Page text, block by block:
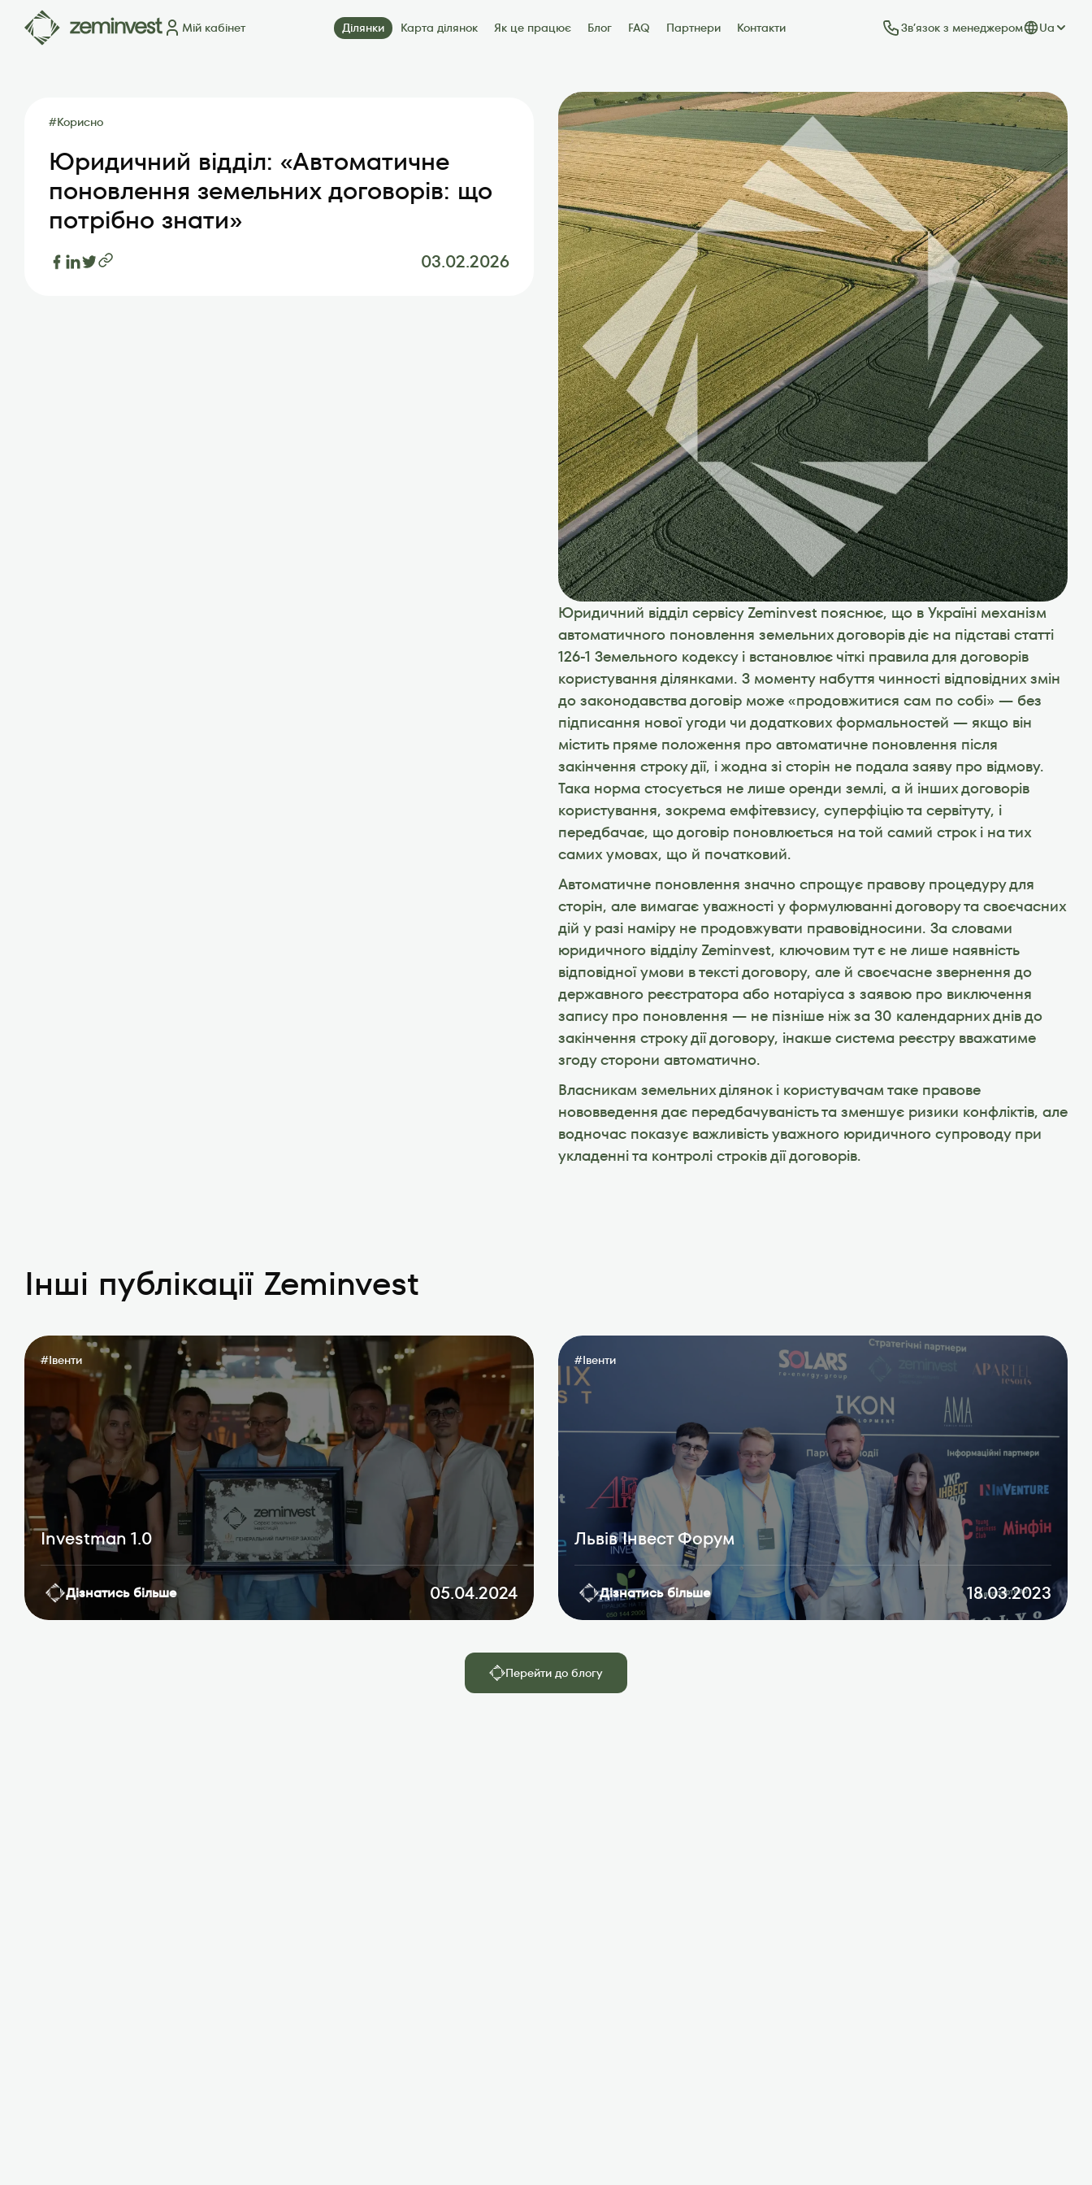
Мій кабінет Ділянки Карта ділянок Як це працює Блог FAQ Партнери Контакти Звʼязок з менеджером Ua
#Корисно
Юридичний відділ: «Автоматичне
поновлення земельних договорів: що
потрібно знати»
03.02.2026
Юридичний відділ сервісу Zeminvest пояснює, що в Україні механізм
автоматичного поновлення земельних договорів діє на підставі статті
126-1 Земельного кодексу і встановлює чіткі правила для договорів
користування ділянками. З моменту набуття чинності відповідних змін
до законодавства договір може «продовжитися сам по собі» — без
підписання нової угоди чи додаткових формальностей — якщо він
містить пряме положення про автоматичне поновлення після
закінчення строку дії, і жодна зі сторін не подала заяву про відмову.
Така норма стосується не лише оренди землі, а й інших договорів
користування, зокрема емфітевзису, суперфіцію та сервітуту, і
передбачає, що договір поновлюється на той самий строк і на тих
самих умовах, що й початковий.
Автоматичне поновлення значно спрощує правову процедуру для
сторін, але вимагає уважності у формулюванні договору та своєчасних
дій у разі наміру не продовжувати правовідносини. За словами
юридичного відділу Zeminvest, ключовим тут є не лише наявність
відповідної умови в тексті договору, але й своєчасне звернення до
державного реєстратора або нотаріуса з заявою про виключення
запису про поновлення — не пізніше ніж за 30 календарних днів до
закінчення строку дії договору, інакше система реєстру вважатиме
згоду сторони автоматично.
Власникам земельних ділянок і користувачам таке правове
нововведення дає передбачуваність та зменшує ризики конфліктів, але
водночас показує важливість уважного юридичного супроводу при
укладенні та контролі строків дії договорів.
Інші публікації Zeminvest
#Івенти
Investman 1.0
Дізнатись більше 05.04.2024
#Івенти
Львів Інвест Форум
Дізнатись більше 18.03.2023
Перейти до блогу